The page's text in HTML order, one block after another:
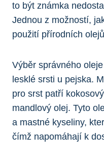
to být známka
Jednou ‌z možností,
použití přírodních‍
Výběr správného
lesklé srsti ⁤u ‌pejska.⁢
pro srst patří
mandlový olej. Tyto⁣
a mastné kyseliny,
‌čímž⁤ napomáhají​ k